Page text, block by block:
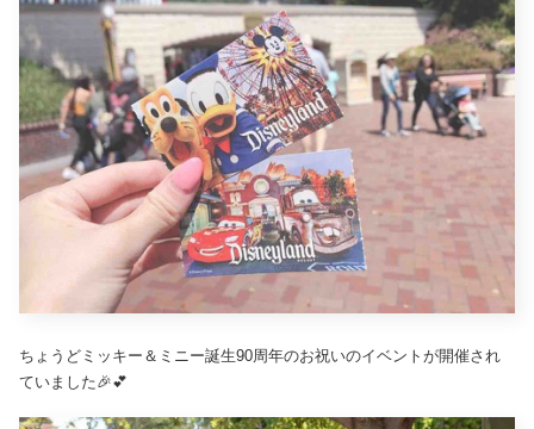
ちょうどミッキー＆ミニー誕生90周年のお祝いのイベントが開催され
ていました🎉💕